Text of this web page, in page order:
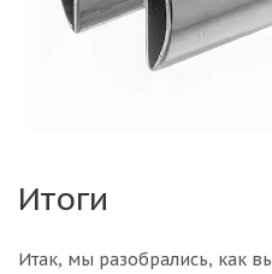
Итоги
Итак, мы разобрались, как